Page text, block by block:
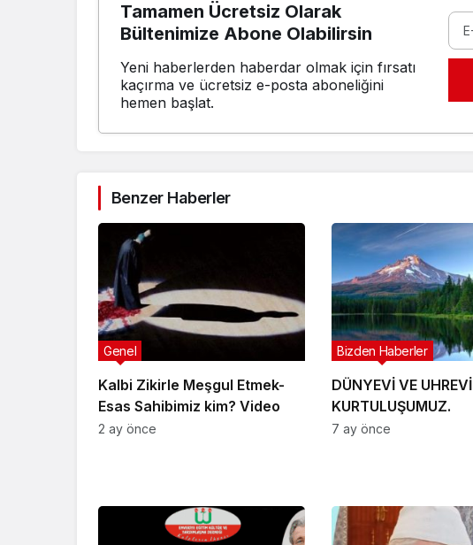
Tamamen Ücretsiz Olarak
Bültenimize Abone Olabilirsin
Yeni haberlerden haberdar olmak için fırsatı
kaçırma ve ücretsiz e-posta aboneliğini
hemen başlat.
Benzer Haberler
Kalbi Zikirle Meşgul Etmek-
Esas Sahibimiz kim? Video
Genel
2 ay önce
DÜNYEVİ VE UHREVİ
KURTULUŞUMUZ.
Bizden Haberler
7 ay önce